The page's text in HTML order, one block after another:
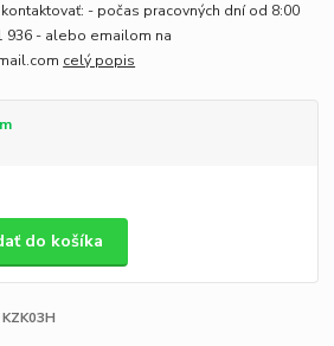
- počas pracovných dní od 8:00
936 - alebo emailom na
celý popis
do košíka
KZK03H